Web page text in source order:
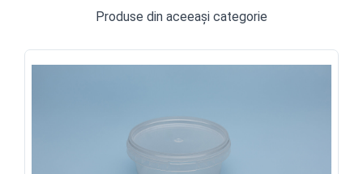
Produse din aceeași categorie